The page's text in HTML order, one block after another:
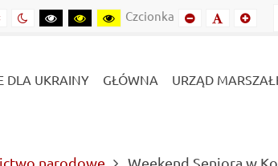
Domyślny
kontrast
Kontrast
nocny
Kontrast
czarny-
Kontrast
czarny-
Kontrast
żółto-
Czcionka Mniejszy
font
Domyślny
font
DLA UKRAINY GŁÓWNA URZĄD
narodowe Weekend Seniora w